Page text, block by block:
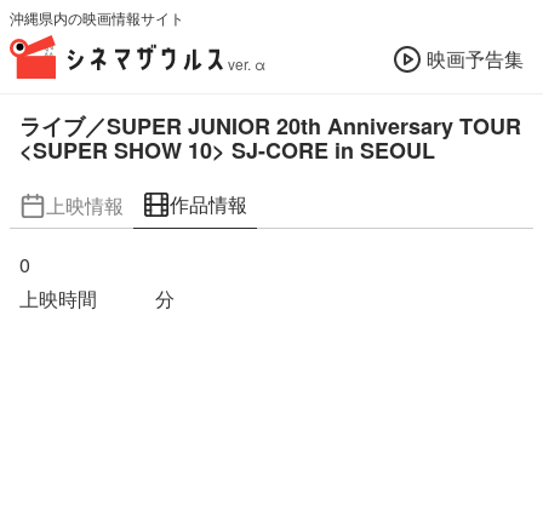
沖縄県内の映画情報サイト
ver. α 映画予告集
ライブ／SUPER JUNIOR 20th Anniversary TOUR
<SUPER SHOW 10> SJ-CORE in SEOUL
上映情報 作品情報
0
上映時間
分